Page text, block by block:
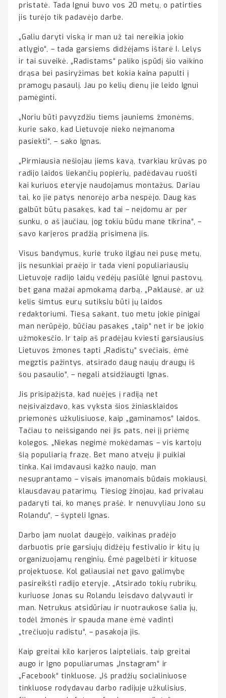
pristatė. Tada Ignui buvo vos 20 metų, o patirties
jis turėjo tik padavėjo darbe.
„Galiu daryti viską ir man už tai nereikia jokio
atlygio“, – tada garsiems didžėjams ištarė I. Lelys
ir tai suveikė. „Radistams“ paliko įspūdį šio vaikino
drąsa bei pasiryžimas bet kokia kaina papulti į
pramogų pasaulį. Jau po kelių dienų jie leido Ignui
pamėginti.
„Noriu būti pavyzdžiu tiems jauniems žmonėms,
kurie sako, kad Lietuvoje nieko neįmanoma
pasiekti“, – sako Ignas.
„Pirmiausia nešiojau jiems kavą, tvarkiau krūvas po
radijo laidos liekančių popierių, padėdavau ruošti
kai kuriuos eteryje naudojamus montažus. Dariau
tai, ko jie patys nenorėjo arba nespėjo. Daug kas
galbūt būtų pasakęs, kad tai – neįdomu ar per
sunku, o aš jaučiau, jog tokiu būdu mane tikrina“, –
savo karjeros pradžią prisimena jis.
Visus bandymus, kurie truko ilgiau nei pusę metų,
jis nesunkiai praėjo ir tada vieni populiariausių
Lietuvoje radijo laidų vedėjų pasiūlė Ignui pastovų,
bet gana mažai apmokamą darbą. „Paklausė, ar už
kelis šimtus eurų sutiksiu būti jų laidos
redaktoriumi. Tiesą sakant, tuo metu jokie pinigai
man nerūpėjo, būčiau pasakęs „taip“ net ir be jokio
užmokesčio. Ir taip aš pradėjau kviesti garsiausius
Lietuvos žmones tapti „Radistų“ svečiais, ėmė
megztis pažintys, atsirado daug naujų draugų iš
šou pasaulio“, – negali atsidžiaugti Ignas.
Jis prisipažįsta, kad nuėjęs į radiją net
neįsivaizdavo, kas vyksta šios žiniasklaidos
priemonės užkulisiuose, kaip „gaminamos“ laidos.
Tačiau to neišsigando nei jis pats, nei jį priėmę
kolegos. „Niekas negimė mokėdamas – vis kartoju
šią populiarią frazę. Bet mano atveju ji puikiai
tinka. Kai imdavausi kažko naujo, man
nesuprantamo – visais įmanomais būdais mokiausi,
klausdavau patarimų. Tiesiog žinojau, kad privalau
padaryti tai, ko manęs prašė. Ir nenuvyliau Jono su
Rolandu“, – šypteli Ignas.
Darbo jam nuolat daugėjo, vaikinas pradėjo
darbuotis prie garsiųjų didžėjų festivalio ir kitų jų
organizuojamų renginių. Ėmė pagelbėti ir kituose
projektuose. Kol galiausiai net gavo galimybę
pasireikšti radijo eteryje. „Atsirado tokių rubrikų,
kuriuose Jonas su Rolandu leisdavo dalyvauti ir
man. Netrukus atsidūriau ir nuotraukose šalia jų,
todėl žmonės ir spauda mane ėmė vadinti
„trečiuoju radistu“, – pasakoja jis.
Kaip greitai kilo karjeros laipteliais, taip greitai
augo ir Igno populiarumas „Instagram“ ir
„Facebook“ tinkluose. „Iš pradžių socialiniuose
tinkluose rodydavau darbo radijuje užkulisius,